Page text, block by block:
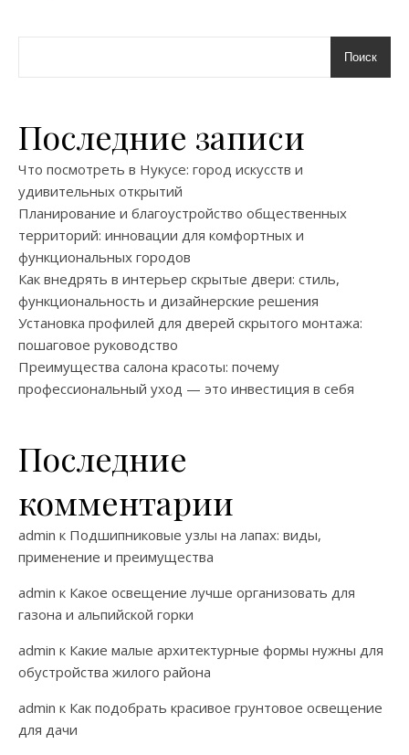
Поиск
Последние записи
Что посмотреть в Нукусе: город искусств и
удивительных открытий
Планирование и благоустройство общественных
территорий: инновации для комфортных и
функциональных городов
Как внедрять в интерьер скрытые двери: стиль,
функциональность и дизайнерские решения
Установка профилей для дверей скрытого монтажа:
пошаговое руководство
Преимущества салона красоты: почему
профессиональный уход — это инвестиция в себя
Последние
комментарии
admin к Подшипниковые узлы на лапах: виды,
применение и преимущества
admin к Какое освещение лучше организовать для
газона и альпийской горки
admin к Какие малые архитектурные формы нужны для
обустройства жилого района
admin к Как подобрать красивое грунтовое освещение
для дачи